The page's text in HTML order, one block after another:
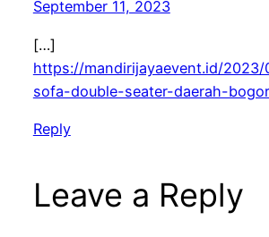
September 11, 2023
[…]
https://mandirijayaevent.id/
sofa-double-seater-daerah-
Reply
Leave a Reply